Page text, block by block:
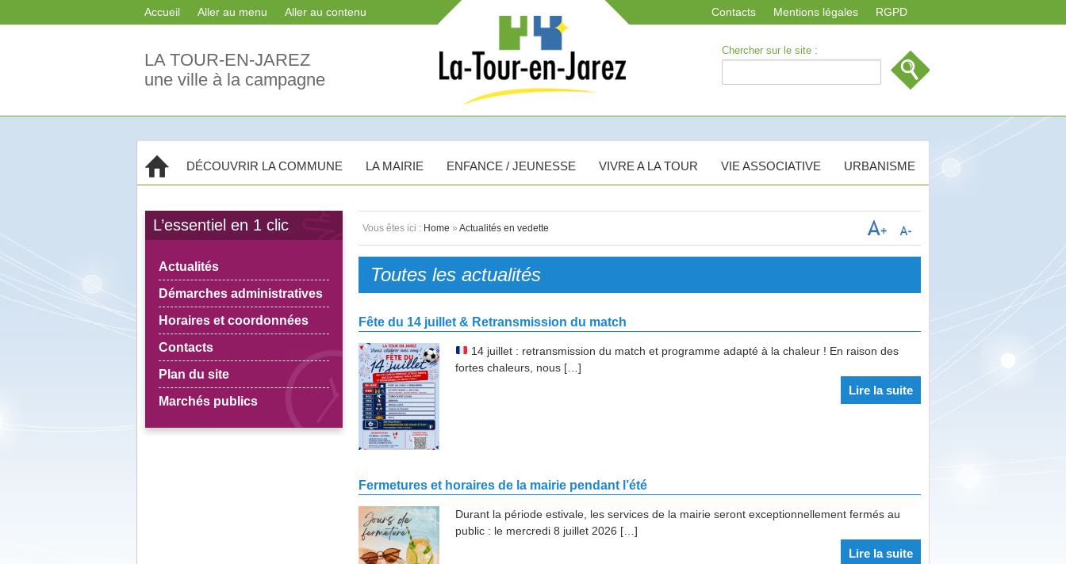
Accueil Aller au menu Aller au contenu Contacts Mentions légales RGPD
LA TOUR-EN-JAREZ
une ville à la campagne
Chercher sur le site :
DÉCOUVRIR LA COMMUNE LA MAIRIE ENFANCE / JEUNESSE VIVRE A LA TOUR VIE ASSOCIATIVE URBANISME
L’essentiel en 1 clic
Actualités
Démarches administratives
Horaires et coordonnées
Contacts
Plan du site
Marchés publics
Vous êtes ici : Home »Actualités en vedette
Toutes les actualités
Fête du 14 juillet & Retransmission du match
14 juillet : retransmission du match et programme adapté à la chaleur ! En raison des
fortes chaleurs, nous […]
Lire la suite
Fermetures et horaires de la mairie pendant l’été
Durant la période estivale, les services de la mairie seront exceptionnellement fermés au
public : le mercredi 8 juillet 2026 […]
Lire la suite